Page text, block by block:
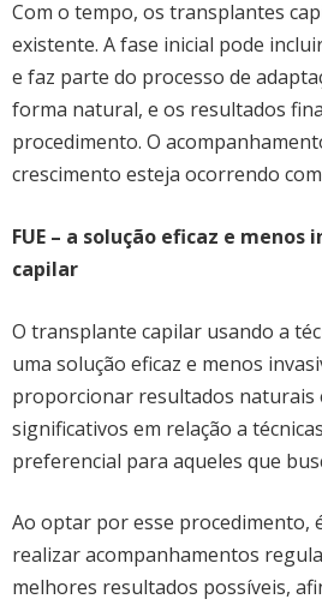
Com o tempo, os transplantes
existente. A fase inicial pode
e faz parte do processo de
forma natural, e os resultados
procedimento. O
crescimento esteja ocorrendo
FUE – a solução eficaz e
capilar
O transplante capilar usando a
uma solução eficaz e menos
proporcionar resultados naturais
significativos em relação a
preferencial para aqueles que
Ao optar por esse
realizar acompanhamentos
melhores resultados possíveis,